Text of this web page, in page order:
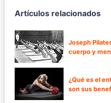
Artículos relacionados
Joseph
cuerpo y
¿Qué es el
son sus